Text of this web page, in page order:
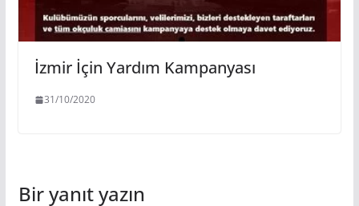
İzmir İçin Yardım Kampanyası
31/10/2020
Bir yanıt yazın